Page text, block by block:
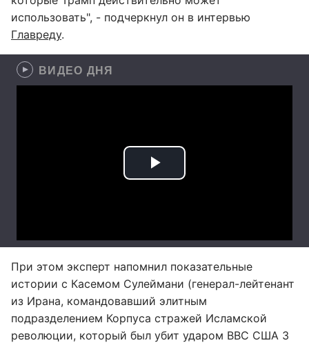
использовать", - подчеркнул он в интервью
Главреду.
ВИДЕО ДНЯ
При этом эксперт напомнил показательные
истории с Касемом Сулеймани (генерал-лейтенант
из Ирана, командовавший элитным
подразделением Корпуса стражей Исламской
революции, который был убит ударом ВВС США 3